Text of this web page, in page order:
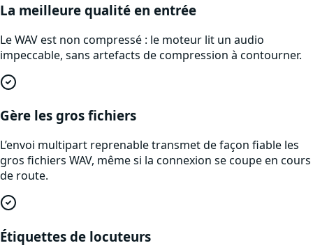
La meilleure qualité en entrée
Le WAV est non compressé : le moteur lit un audio
impeccable, sans artefacts de compression à contourner.
Gère les gros fichiers
L’envoi multipart reprenable transmet de façon fiable les
gros fichiers WAV, même si la connexion se coupe en cours
de route.
Étiquettes de locuteurs